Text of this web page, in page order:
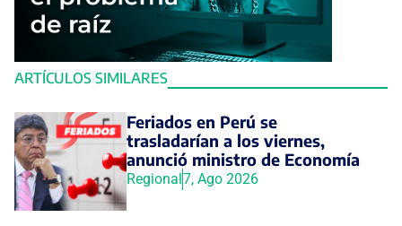
ARTÍCULOS SIMILARES
Feriados en Perú se
trasladarían a los viernes,
anunció ministro de Economía
Regional7, Ago 2026